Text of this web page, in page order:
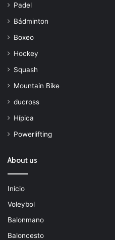
Padel
Bádminton
Boxeo
Hockey
Squash
Mountain Bike
ducross
Hípica
Powerlifting
About us
Inicio
Voleybol
Balonmano
Baloncesto